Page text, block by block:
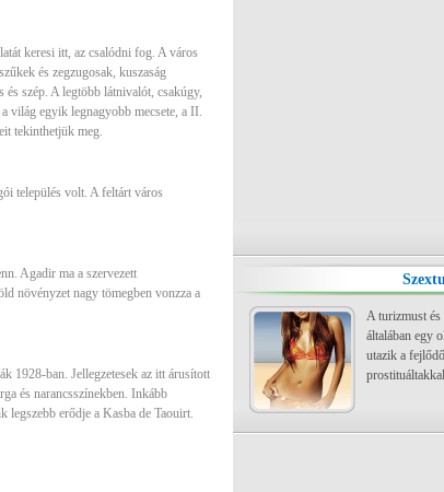
keresi itt, az csalódni fog. A város
és zegzugosak, kuszaság
szép. A legtöbb látnivalót, csakúgy,
világ egyik legnagyobb mecsete, a II.
tekinthetjük meg.
település volt. A feltárt város
Agadir ma a szervezett
növényzet nagy tömegben vonzza a
1928-ban. Jellegzetesek az itt árusított
és narancsszínekben. Inkább
erődje a Kasba de Taouirt.
A turizmust és
általában egy
utazik a